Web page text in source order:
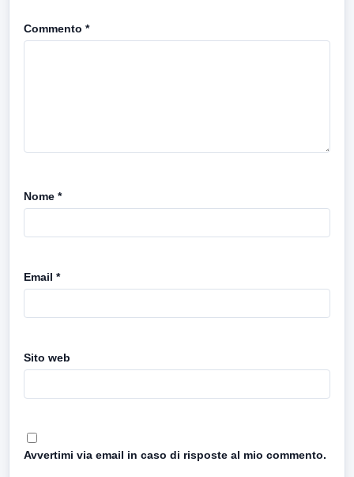
Commento *
Nome *
Email *
Sito web
Avvertimi via email in caso di risposte al mio commento.